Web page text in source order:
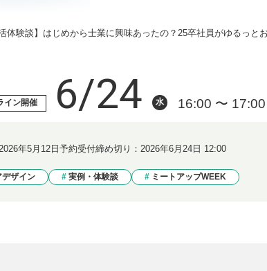
活体験談】はじめから士業に興味あったの？25卒社員がゆるっと
イン開催 6/24 水 16:00 〜 17:00
年5月12日予約受付締め切り： 2026年6月24日 12:00
デザイン 実例・体験談 ミートアップWEEK